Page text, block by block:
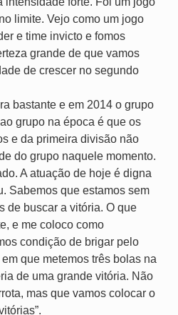
limite. Vejo como um jogo
e time invicto e fomos
grande de que vamos
de crescer no segundo
bastante e em 2014 o grupo
grupo na época é que os
e da primeira divisão não
do grupo naquele momento.
A atuação de hoje é digna
Sabemos que estamos sem
de buscar a vitória. O que
e me coloco como
condição de brigar pelo
que metemos três bolas na
de uma grande vitória. Não
mas que vamos colocar o